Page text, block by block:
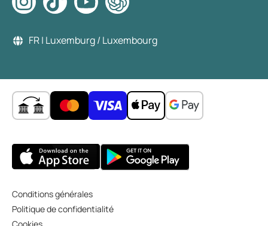
FR | Luxemburg / Luxembourg
Conditions générales
Politique de confidentialité